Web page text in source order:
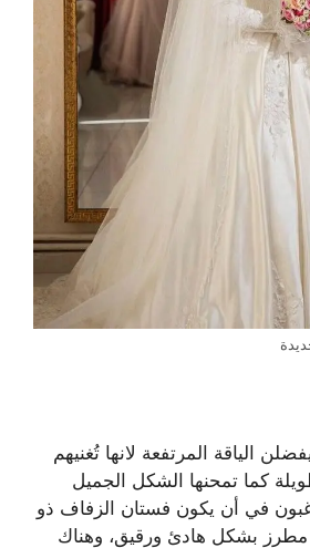
الياقة المرتفعة لانها تُغنيهم
كما تمحنها الشكل الجميل
في أن يكون فستان الزفاف ذو
مطرز بشكل هادئ ورقيق، وهناك